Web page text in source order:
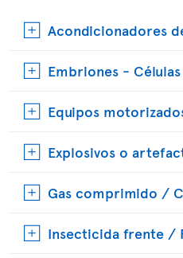
Acondicionadores
Embriones -
Equipos
Explosivos o
Gas comprimido /
Insecticida frente /